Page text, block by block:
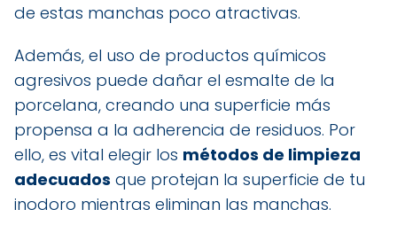
de estas manchas poco atractivas.
Además, el uso de productos químicos
agresivos puede dañar el esmalte de la
porcelana, creando una superficie más
propensa a la adherencia de residuos. Por
ello, es vital elegir los métodos de limpieza
adecuados que protejan la superficie de tu
inodoro mientras eliminan las manchas.